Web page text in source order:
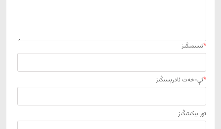
ئىسمىڭىز*
ئې-خەت ئادرېسىڭىز*
تور بېكىتىڭىز